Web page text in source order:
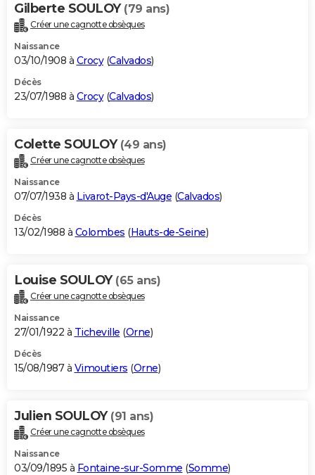
Gilberte SOULOY (79 ans)
Créer une cagnotte obsèques
Naissance
03/10/1908 à Crocy(Calvados)
Décès
23/07/1988 à Crocy(Calvados)
Colette SOULOY (49 ans)
Créer une cagnotte obsèques
Naissance
07/07/1938 à Livarot-Pays-d'Auge (Calvados)
Décès
13/02/1988 à Colombes (Hauts-de-Seine)
Louise SOULOY (65 ans)
Créer une cagnotte obsèques
Naissance
27/01/1922 à Ticheville (Orne)
Décès
15/08/1987 à Vimoutiers (Orne)
Julien SOULOY (91 ans)
Créer une cagnotte obsèques
Naissance
03/09/1895 à Fontaine-sur-Somme (Somme)